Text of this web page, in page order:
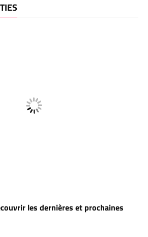
les dernières et prochaines